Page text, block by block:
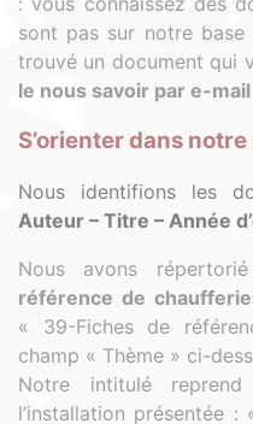
sont pas sur notre base
trouvé un document qui
le nous savoir par e-mail
S’orienter dans
Nous identifions les
Auteur – Titre – Année
Nous avons
référence de
« 39-Fiches de
champ « Thème » ci-
Notre intitulé
l’installation présentée